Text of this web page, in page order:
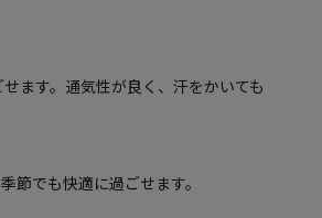
ます。通気性が良く、汗をかいても
節でも快適に過ごせます。